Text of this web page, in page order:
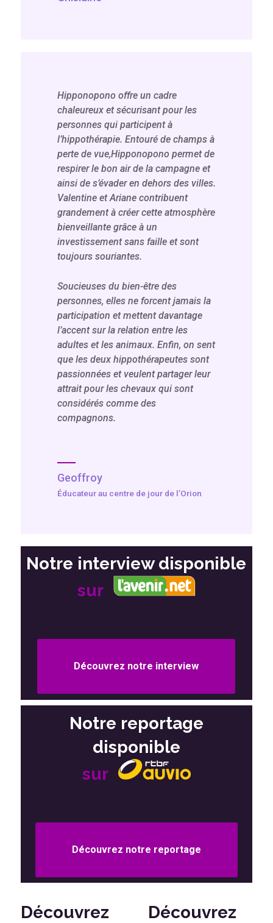
Hipponopono offre un cadre
chaleureux et sécurisant pour les
personnes qui participent à
l’hippothérapie. Entouré de champs à
perte de vue,Hipponopono permet de
respirer le bon air de la campagne et
ainsi de s’évader en dehors des villes.
Valentine et Ariane contribuent
grandement à créer cette atmosphère
bienveillante grâce à un
investissement sans faille et sont
toujours souriantes.
Soucieuses du bien-être des
personnes, elles ne forcent jamais la
participation et mettent davantage
l’accent sur la relation entre les
adultes et les animaux. Enfin, on sent
que les deux hippothérapeutes sont
passionnées et veulent partager leur
attrait pour les chevaux qui sont
considérés comme des
compagnons.
Geoffroy
Éducateur au centre de jour de l’Orion
Notre interview disponible
sur
Découvrez notre interview
Notre reportage
disponible
sur
Découvrez notre reportage
Découvrez
Découvrez